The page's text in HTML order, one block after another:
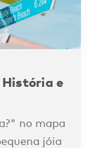
e
no mapa
jóia